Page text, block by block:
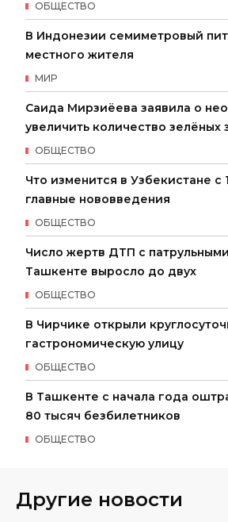
ОБЩЕСТВО
В Индонезии семиметровый
местного жителя
МИР
Саида Мирзиёева заявила о
увеличить количество зелёных
ОБЩЕСТВО
Что изменится в Узбекистане с
главные нововведения
ОБЩЕСТВО
Число жертв ДТП с
Ташкенте выросло до двух
ОБЩЕСТВО
В Чирчике открыли
гастрономическую улицу
ОБЩЕСТВО
В Ташкенте с начала года
80 тысяч безбилетников
ОБЩЕСТВО
Другие новости